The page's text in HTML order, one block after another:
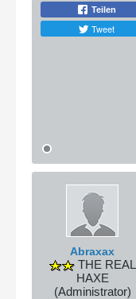
Teilen
Tweet
Abraxax
THE REAL
HAXE
(Administrator)